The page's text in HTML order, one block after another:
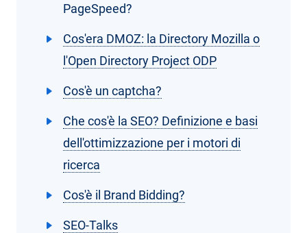
PageSpeed?
Cos'era DMOZ: la Directory Mozilla o
l'Open Directory Project ODP
Cos'è un captcha?
Che cos'è la SEO? Definizione e basi
dell'ottimizzazione per i motori di
ricerca
Cos'è il Brand Bidding?
SEO-Talks